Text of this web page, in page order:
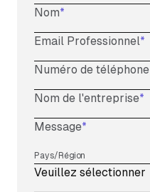
Nom*
Email Professionnel*
Numéro de téléphone
Nom de l'entreprise*
Message*
Pays/Région